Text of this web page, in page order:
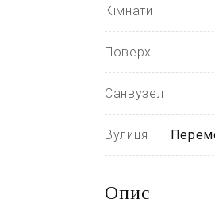
Кімнати
Поверх
Санвузел
Вулиця
Опис